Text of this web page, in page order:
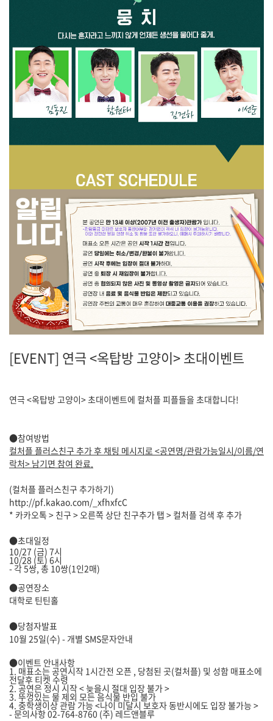
[EVENT] 연극 <옥탑방 고양이> 초대이벤트
연극 <옥탑방 고양이> 초대이벤트에 컬처플 피플들을 초대합니다!
●참여방법
컬처플 플러스친구 추가 후 채팅 메시지로 <공연명/관람가능일시/이름/연
락처> 남기면 참여 완료.
(컬처플 플러스친구 추가하기)
http://pf.kakao.com/_xfhxfcC
* 카카오톡 > 친구 > 오른쪽 상단 친구추가 탭 > 컬처플 검색 후 추가
●초대일정
10/27 (금) 7시
10/28 (토) 6시
- 각 5쌍, 총 10쌍(1인2매)
●공연장소
대학로 틴틴홀
●당첨자발표
10월 25일(수) - 개별 SMS문자안내
●이벤트 안내사항
1. 매표소는 공연시작 1시간전 오픈 , 당첨된 곳(컬처플) 및 성함 매표소에
전달후 티켓 수령
2. 공연은 정시 시작 < 늦을시 절대 입장 불가 >
3. 뚜껑있는 물 제외 모든 음식물 반입 불가
4. 중학생이상 관람 가능 <나이 미달시 보호자 동반시에도 입장 불가능 >
- 문의사항 02-764-8760 (주) 레드앤블루